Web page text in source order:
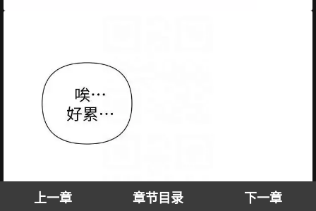
上一章 章节目录 下一章